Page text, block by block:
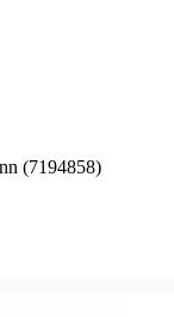
(7194858)